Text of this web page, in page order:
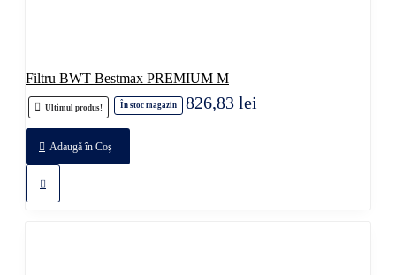
Filtru BWT Bestmax PREMIUM M
Ultimul produs! În stoc magazin 826,83 lei
Adaugă în Coş